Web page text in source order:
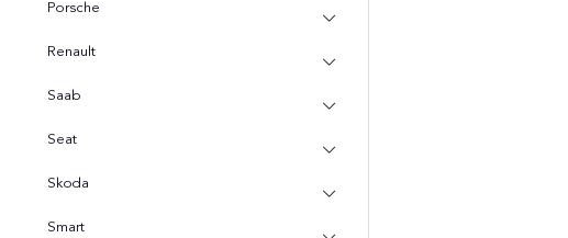
Porsche
Renault
Saab
Seat
Skoda
Smart